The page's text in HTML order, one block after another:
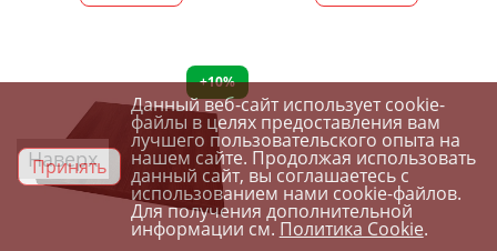
+10%
Наверх
Принять
Данный веб-сайт использует cookie-
файлы в целях предоставления вам
лучшего пользовательского опыта на
нашем сайте. Продолжая использовать
данный сайт, вы соглашаетесь с
использованием нами cookie-файлов.
Для получения дополнительной
информации см.Политика Cookie.